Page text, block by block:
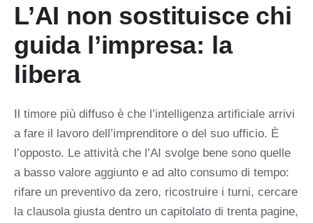
L’AI non sostituisce chi
guida l’impresa: la
libera
Il timore più diffuso è che l’intelligenza artificiale arrivi
a fare il lavoro dell’imprenditore o del suo ufficio. È
l’opposto. Le attività che l’AI svolge bene sono quelle
a basso valore aggiunto e ad alto consumo di tempo:
rifare un preventivo da zero, ricostruire i turni, cercare
la clausola giusta dentro un capitolato di trenta pagine,